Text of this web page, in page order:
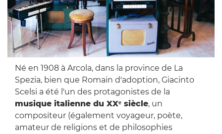
Né en 1908 à Arcola, dans la province de La
Spezia, bien que Romain d'adoption, Giacinto
Scelsi a été l'un des protagonistes de la
musique italienne du XXᵉ siècle, un
compositeur (également voyageur, poète,
amateur de religions et de philosophies